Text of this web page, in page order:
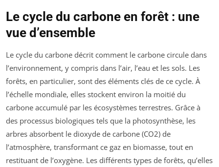
Le cycle du carbone en forêt : une
vue d’ensemble
Le cycle du carbone décrit comment le carbone circule dans
l’environnement, y compris dans l’air, l’eau et les sols. Les
forêts, en particulier, sont des éléments clés de ce cycle. À
l’échelle mondiale, elles stockent environ la moitié du
carbone accumulé par les écosystèmes terrestres. Grâce à
des processus biologiques tels que la photosynthèse, les
arbres absorbent le dioxyde de carbone (CO2) de
l’atmosphère, transformant ce gaz en biomasse, tout en
restituant de l’oxygène. Les différents types de forêts, qu’elles